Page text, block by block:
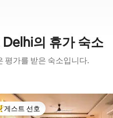
의 휴가 숙소
평가를 받은 숙소입니다.
위 게스트 선호
게스트 선호